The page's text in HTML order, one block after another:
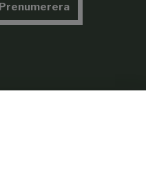
Prenumerera